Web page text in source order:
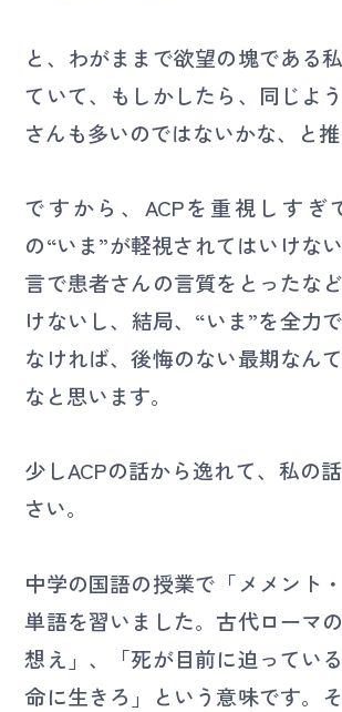
と、わがままで欲望の塊である
ていて、もしかしたら、同じよ
さんも多いのではないかな、と推
ですから、ACPを重視しすぎ
の“いま”が軽視されてはいけな
言で患者さんの言質をとったな
けないし、結局、“いま”を全力
なければ、後悔のない最期なん
なと思います。
少しACPの話から逸れて、私の
さい。
中学の国語の授業で「メメント
単語を習いました。古代ローマ
想え」、「死が目前に迫ってい
命に生きろ」という意味です。